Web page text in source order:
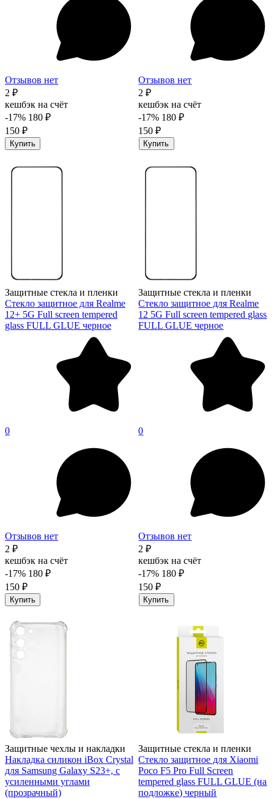
Отзывов нет
2 ₽
кешбэк на счёт
-17% 180 ₽
150 ₽
Купить
Отзывов нет
2 ₽
кешбэк на счёт
-17% 180 ₽
150 ₽
Купить
Защитные стекла и пленки
Стекло защитное для Realme
12+ 5G Full screen tempered
glass FULL GLUE черное
0
Отзывов нет
2 ₽
кешбэк на счёт
-17% 180 ₽
150 ₽
Купить
Защитные стекла и пленки
Стекло защитное для Realme
12 5G Full screen tempered glass
FULL GLUE черное
0
Отзывов нет
2 ₽
кешбэк на счёт
-17% 180 ₽
150 ₽
Купить
Защитные чехлы и накладки
Накладка силикон iBox Crystal
для Samsung Galaxy S23+, с
усиленными углами
(прозрачный)
Защитные стекла и пленки
Стекло защитное для Xiaomi
Poco F5 Pro Full Screen
tempered glass FULL GLUE (на
подложке) черный